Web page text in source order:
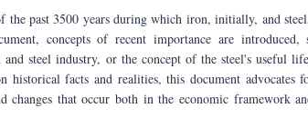
past 3500 years during which iron, initially, and
concepts of recent importance are introduced,
steel industry, or the concept of the steel's useful
facts and realities, this document advocates
that occur both in the economic framework